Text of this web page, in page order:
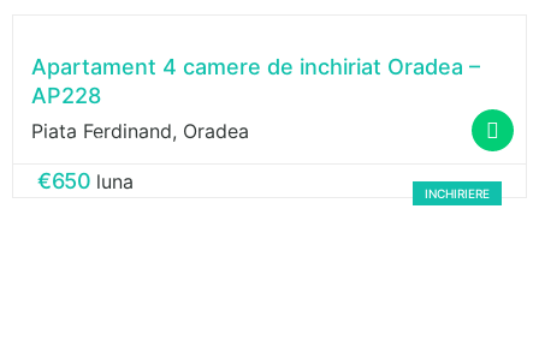
Apartament 4 camere de inchiriat Oradea –
AP228
Piata Ferdinand, Oradea
INCHIRIERE
Gabriel Stranici
€650 luna